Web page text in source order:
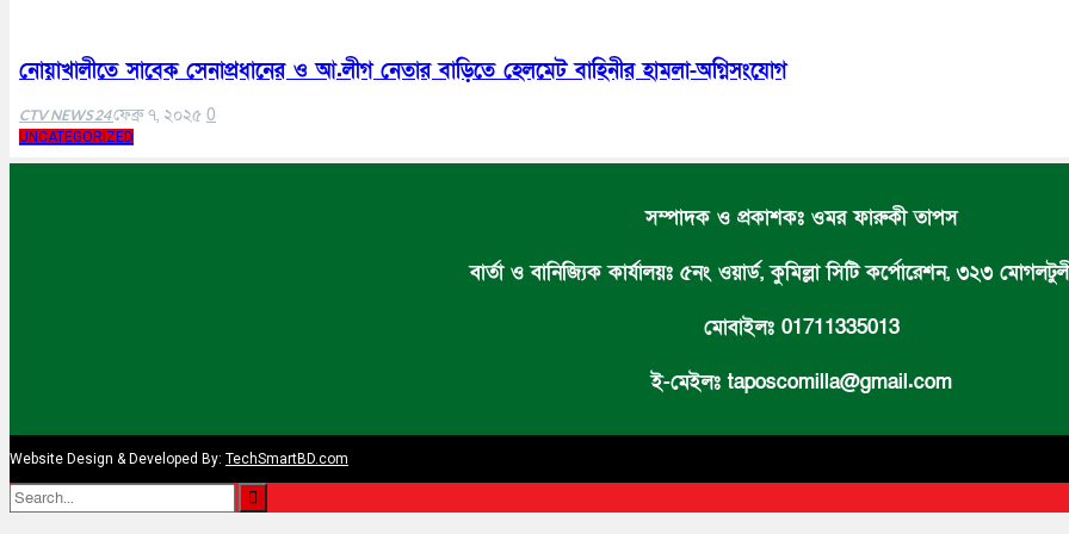
কুড়িগ্রাম
বান্দরবান
ঠাকুরগাঁও
নোয়াখালীতে সাবেক সেনাপ্রধানের ও আ.লীগ নেতার বাড়িতে হেলমেট বাহিনীর হামলা-অগ্নিসংযোগ
CTV NEWS 24ফেব্রু ৭, ২০২৫ 0
UNCATEGORIZED
সম্পাদক ও প্রকাশকঃ ওমর ফারুকী তাপস
বার্তা ও বানিজ্যিক কার্যালয়ঃ ৫নং ওয়ার্ড, কুমিল্লা সিটি কর্পোরেশন, ৩২৩
মোবাইলঃ 01711335013
ই-মেইলঃ taposcomilla@gmail.com
Website Design & Developed By: TechSmartBD.com